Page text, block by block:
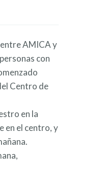
AMICA y
con
Centro de
en la
en el centro, y